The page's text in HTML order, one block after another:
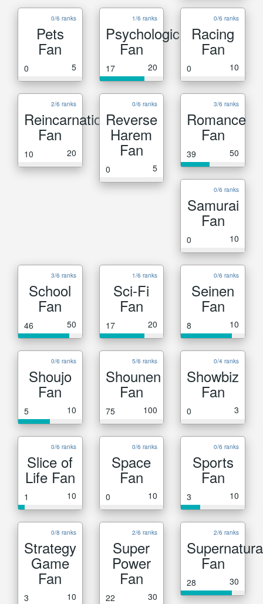
0/6 ranks
Pets
Fan
0 5
1/6 ranks
Psychological
Fan
17 20
0/6 ranks
Racing
Fan
0 10
2/6 ranks
Reincarnation
Fan
10 20
0/6 ranks
Reverse
Harem
Fan
0 5
3/6 ranks
Romance
Fan
39 50
0/6 ranks
Samurai
Fan
0 10
3/6 ranks
School
Fan
46 50
1/6 ranks
Sci-Fi
Fan
17 20
0/6 ranks
Seinen
Fan
8 10
0/6 ranks
Shoujo
Fan
5 10
5/6 ranks
Shounen
Fan
75 100
0/4 ranks
Showbiz
Fan
0 3
0/6 ranks
Slice of
Life Fan
1 10
0/6 ranks
Space
Fan
0 10
0/6 ranks
Sports
Fan
3 10
0/8 ranks
Strategy
Game
Fan
3 10
2/6 ranks
Super
Power
Fan
22 30
2/6 ranks
Fan
28 30